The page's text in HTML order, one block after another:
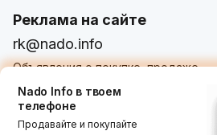
Реклама на сайте
rk@nado.info
Объявления о покупке, продаже,
услугах от частных лиц и
Nado Info в твоем
телефоне
Продавайте и покупайте